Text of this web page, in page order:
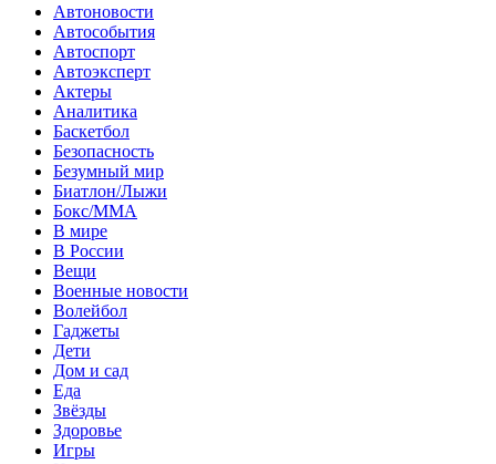
Автоновости
Автособытия
Автоспорт
Автоэксперт
Актеры
Аналитика
Баскетбол
Безопасность
Безумный мир
Биатлон/Лыжи
Бокс/MMA
В мире
В России
Вещи
Военные новости
Волейбол
Гаджеты
Дети
Дом и сад
Еда
Звёзды
Здоровье
Игры